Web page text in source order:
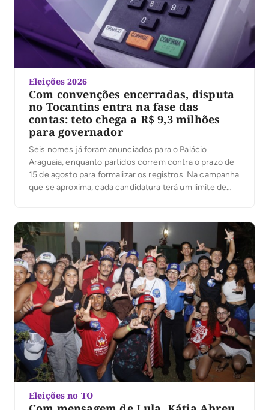
Eleições 2026
Com convenções encerradas, disputa
no Tocantins entra na fase das
contas: teto chega a R$ 9,3 milhões
para governador
Seis nomes já foram anunciados para o Palácio
Araguaia, enquanto partidos correm contra o prazo de
15 de agosto para formalizar os registros. Na campanha
que se aproxima, cada candidatura terá um limite de
e seis candidaturas anunciadas ao governo do […]
Eleições no TO